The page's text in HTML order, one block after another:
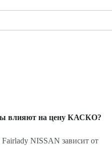
влияют на цену КАСКО?
NISSAN зависит от